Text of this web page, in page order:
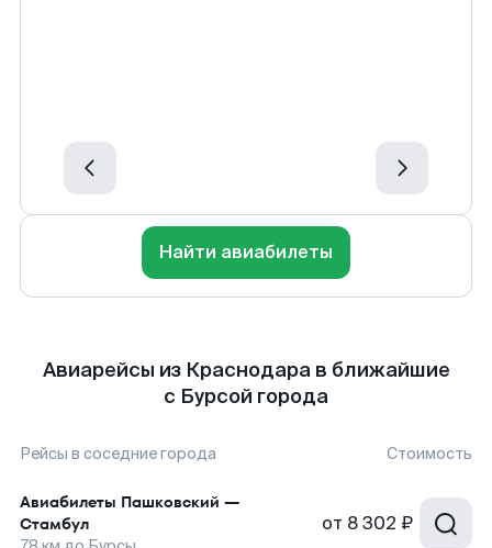
Найти авиабилеты
Авиарейсы из Краснодара в ближайшие
с Бурсой города
Рейсы в соседние города Стоимость
Авиабилеты Пашковский —
Стамбул
от 8 302 ₽